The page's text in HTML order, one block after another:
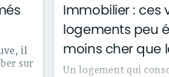
il
sur
Immobilier : ces
logements peu
moins cher que
Un logement qui